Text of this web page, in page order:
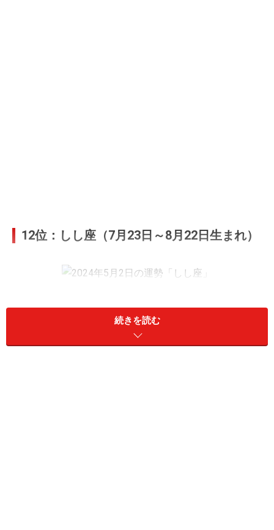
12位：しし座（7月23日～8月22日生まれ）
対人関係が窮地に。“ウソも方便”と考え上手に取り繕お
続きを読む